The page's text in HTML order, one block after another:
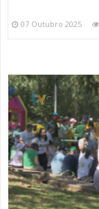
07 Outubro 2025